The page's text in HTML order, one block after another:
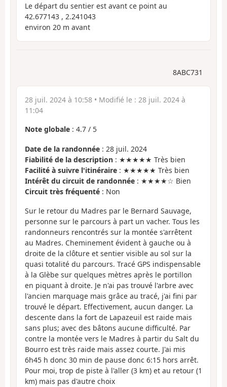
Le départ du sentier est avant ce point au
42.677143 , 2.241043
environ 20 m avant
8ABC731
28 juil. 2024 à 10:58 • Modifié le : 28 juil. 2024 à
11:04
Note globale : 4.7 / 5
Date de la randonnée : 28 juil. 2024
Fiabilité de la description : ★★★★★ Très bien
Facilité à suivre l'itinéraire : ★★★★★ Très bien
Intérêt du circuit de randonnée : ★★★★☆ Bien
Circuit très fréquenté : Non
Sur le retour du Madres par le Bernard Sauvage,
personne sur le parcours à part un vacher. Tous les
randonneurs rencontrés sur la montée s'arrêtent
au Madres. Cheminement évident à gauche ou à
droite de la clôture et sentier visible au sol sur la
quasi totalité du parcours. Tracé GPS indispensable
à la Glèbe sur quelques mètres après le portillon
en piquant à droite. Je n'ai pas trouvé l'arbre avec
l'ancien marquage mais grâce au tracé, j'ai fini par
trouvé le départ. Effectivement, aucun danger. La
descente dans la fort de Lapazeuil est raide mais
sans plus; avec des bâtons aucune difficulté. Par
contre la montée vers le Madres à partir du Salt du
Bourro est très raide mais assez courte. J'ai mis
6h45 h donc 30 min de pause donc 6:15 hors arrêt.
Pour moi, trop de piste à l'aller (3 km) et au retour (1
km) mais pas d'autre choix